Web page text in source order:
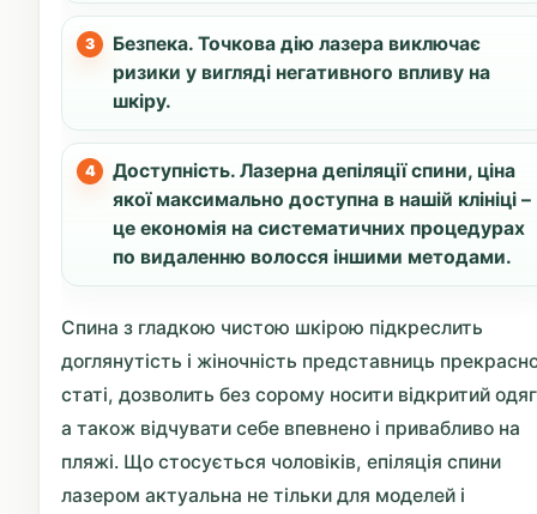
Безпека. Точкова дію лазера виключає
ризики у вигляді негативного впливу на
шкіру.
Доступність. Лазерна депіляції спини, ціна
якої максимально доступна в нашій клініці –
це економія на систематичних процедурах
по видаленню волосся іншими методами.
Спина з гладкою чистою шкірою підкреслить
доглянутість і жіночність представниць
статі, дозволить без сорому носити відкритий
а також відчувати себе впевнено і привабливо на
пляжі. Що стосується чоловіків, епіляція спини
лазером актуальна не тільки для моделей і